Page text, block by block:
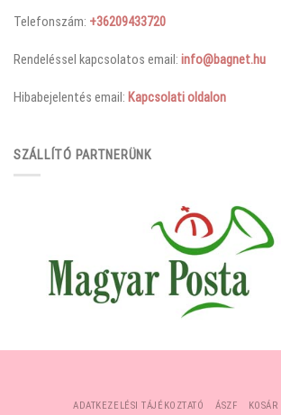
Telefonszám: +36209433720
Rendeléssel kapcsolatos email: info@bagnet.hu
Hibabejelentés email: Kapcsolati oldalon
SZÁLLÍTÓ PARTNERÜNK
ADATKEZELÉSI TÁJÉKOZTATÓ ÁSZF KOSÁR